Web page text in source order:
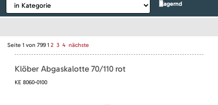
lagernd
Seite 1 von 799 1 2 3 4 nächste
Klöber Abgaskalotte 70/110 rot
KE 8060-0100